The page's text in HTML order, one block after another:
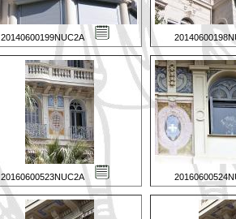
20140600199NUC2A
20160600523NUC2A